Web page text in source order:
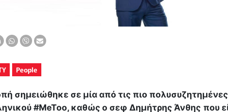
People
σημειώθηκε σε μία από τις πιο
#MeToo, καθώς ο σεφ Δημήτρης Άνθης που